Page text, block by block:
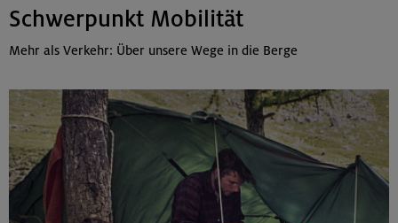
Schwerpunkt Mobilität
Mehr als Verkehr: Über unsere Wege in die Berge